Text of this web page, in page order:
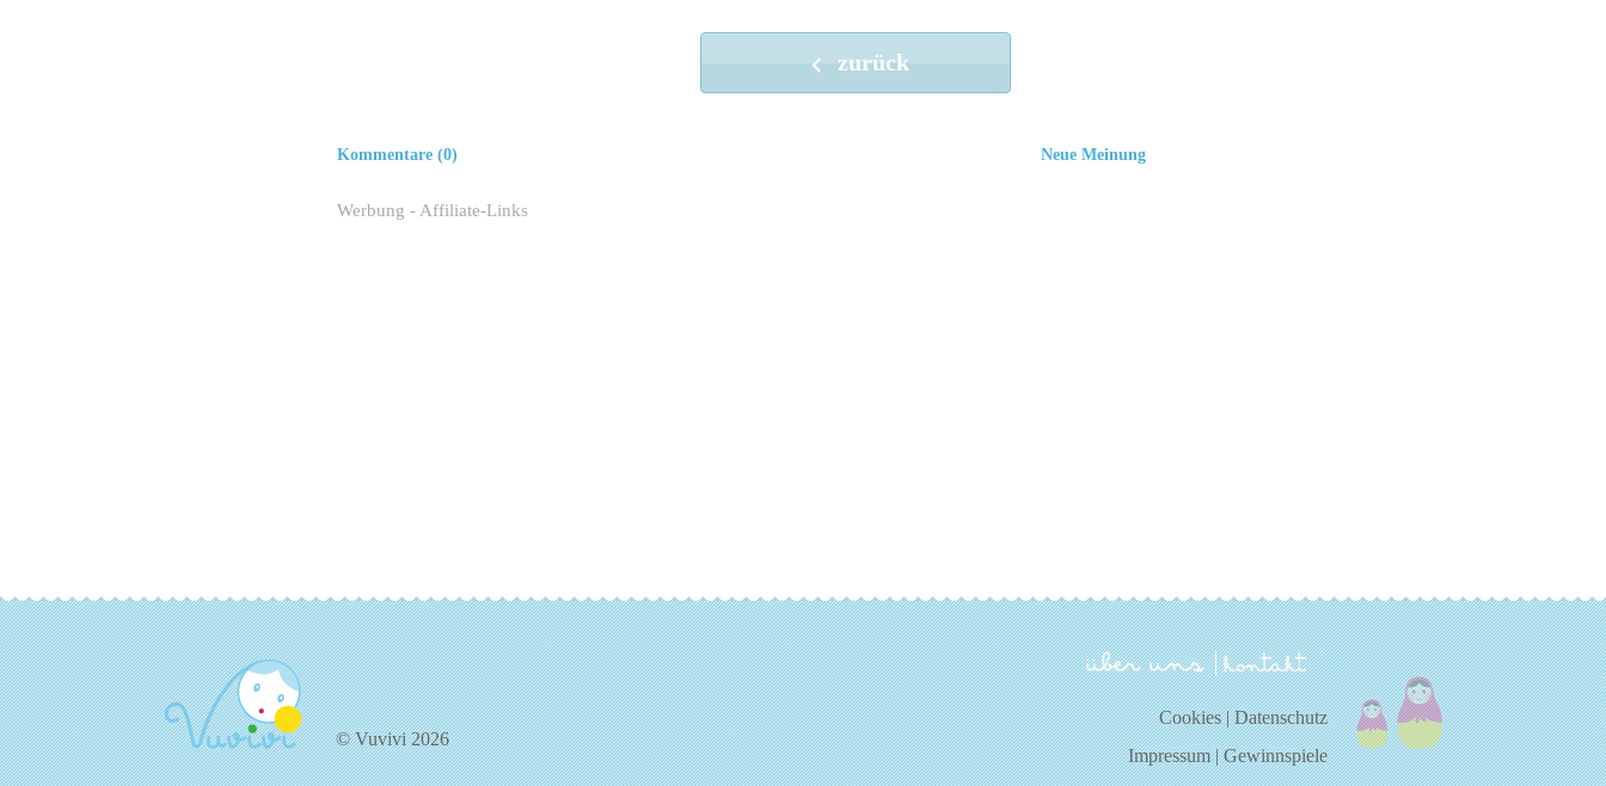
zurück
Neue Meinung
Kommentare (0)
Werbung - Affiliate-Links
© Vuvivi 2026
über uns kontakt
Cookies|Datenschutz
Impressum|Gewinnspiele